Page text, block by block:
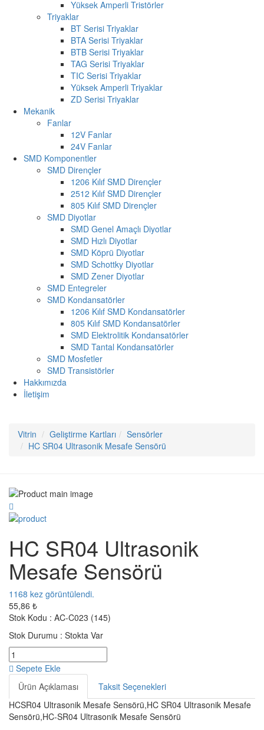
Yüksek Amperli Tristörler
Triyaklar
BT Serisi Triyaklar
BTA Serisi Triyaklar
BTB Serisi Triyaklar
TAG Serisi Triyaklar
TIC Serisi Triyaklar
Yüksek Amperli Triyaklar
ZD Serisi Triyaklar
Mekanik
Fanlar
12V Fanlar
24V Fanlar
SMD Komponentler
SMD Dirençler
1206 Kılıf SMD Dirençler
2512 Kılıf SMD Dirençler
805 Kılıf SMD Dirençler
SMD Diyotlar
SMD Genel Amaçlı Diyotlar
SMD Hızlı Diyotlar
SMD Köprü Diyotlar
SMD Schottky Diyotlar
SMD Zener Diyotlar
SMD Entegreler
SMD Kondansatörler
1206 Kılıf SMD Kondansatörler
805 Kılıf SMD Kondansatörler
SMD Elektrolitik Kondansatörler
SMD Tantal Kondansatörler
SMD Mosfetler
SMD Transistörler
Hakkımızda
İletişim
Vitrin Geliştirme Kartları
Sensörler
HC SR04 Ultrasonik Mesafe Sensörü
HC SR04 Ultrasonik
Mesafe Sensörü
1168 kez görüntülendi.
55,86 ₺
Stok Kodu : AC-C023 (145)
Stok Durumu : Stokta Var
Sepete Ekle
Ürün Açıklaması
Taksit Seçenekleri
HCSR04 Ultrasonik Mesafe Sensörü,HC SR04 Ultrasonik Mesafe
Sensörü,HC-SR04 Ultrasonik Mesafe Sensörü